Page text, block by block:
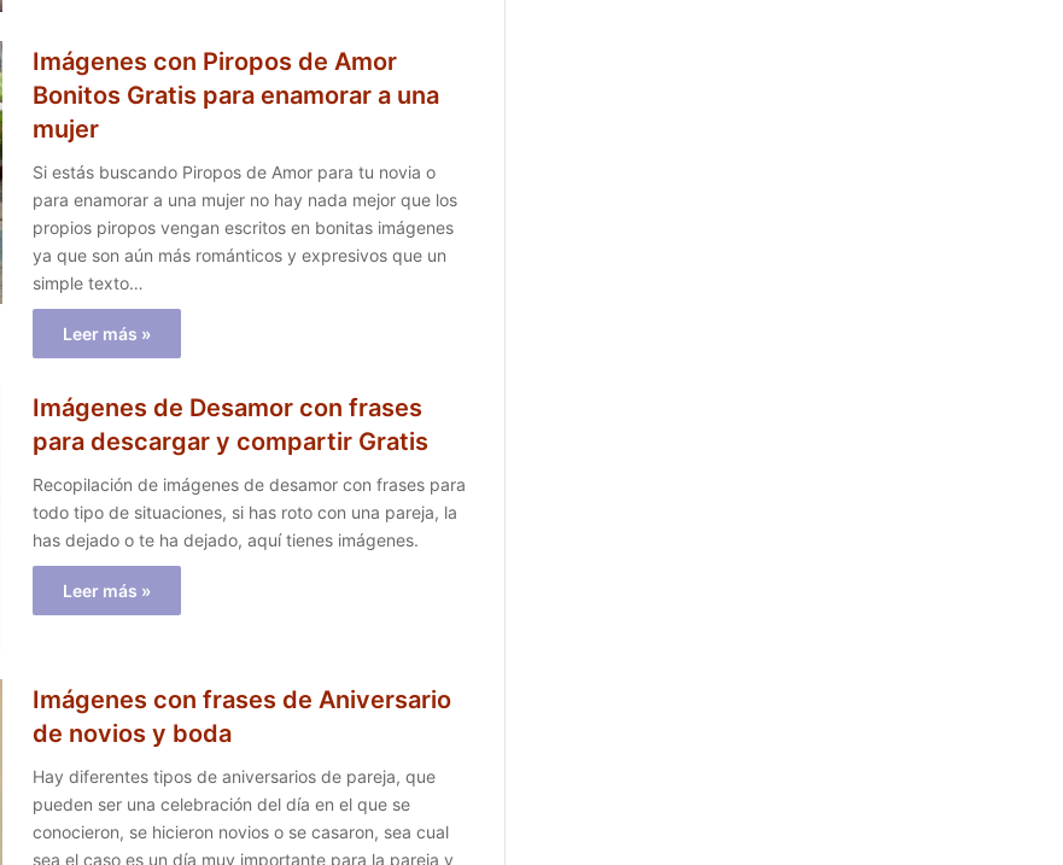
Imágenes con Piropos de Amor
Bonitos Gratis para enamorar a una
mujer
Si estás buscando Piropos de Amor para tu novia o
para enamorar a una mujer no hay nada mejor que los
propios piropos vengan escritos en bonitas imágenes
ya que son aún más románticos y expresivos que un
simple texto…
Leer más »
Imágenes de Desamor con frases
para descargar y compartir Gratis
Recopilación de imágenes de desamor con frases para
todo tipo de situaciones, si has roto con una pareja, la
has dejado o te ha dejado, aquí tienes imágenes.
Leer más »
Imágenes con frases de Aniversario
de novios y boda
Hay diferentes tipos de aniversarios de pareja, que
pueden ser una celebración del día en el que se
conocieron, se hicieron novios o se casaron, sea cual
sea el caso es un día muy importante para la pareja y